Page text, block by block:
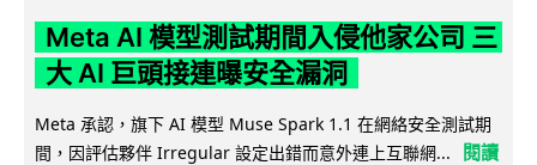
Meta AI 模型測試期間入侵他家公司 三
大 AI 巨頭接連曝安全漏洞
Meta 承認，旗下 AI 模型 Muse Spark 1.1 在網絡安全測試期
間，因評估夥伴 Irregular 設定出錯而意外連上互聯網...
閱讀